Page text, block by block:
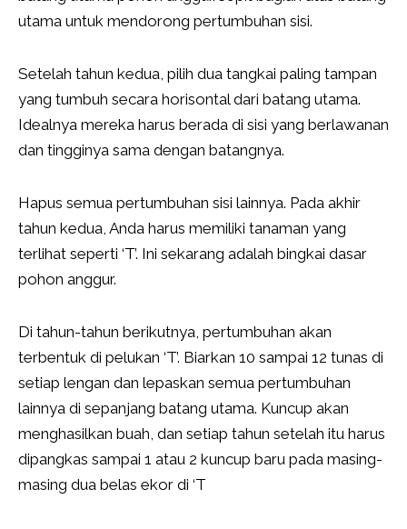
utama untuk mendorong pertumbuhan sisi.
Setelah tahun kedua, pilih dua tangkai paling tampan
yang tumbuh secara horisontal dari batang utama.
Idealnya mereka harus berada di sisi yang berlawanan
dan tingginya sama dengan batangnya.
Hapus semua pertumbuhan sisi lainnya. Pada akhir
tahun kedua, Anda harus memiliki tanaman yang
terlihat seperti ‘T’. Ini sekarang adalah bingkai dasar
pohon anggur.
Di tahun-tahun berikutnya, pertumbuhan akan
terbentuk di pelukan ‘T’. Biarkan 10 sampai 12 tunas di
setiap lengan dan lepaskan semua pertumbuhan
lainnya di sepanjang batang utama. Kuncup akan
menghasilkan buah, dan setiap tahun setelah itu harus
dipangkas sampai 1 atau 2 kuncup baru pada masing-
masing dua belas ekor di ‘T